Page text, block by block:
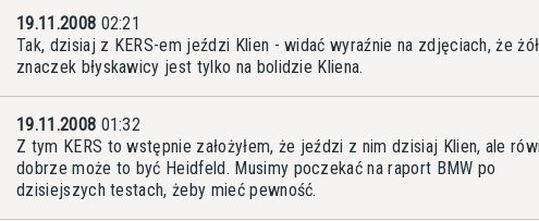
19.11.2008 02:21
Tak, dzisiaj z KERS-em jeździ Klien - widać wyraźnie na zdjęciach, że
znaczek błyskawicy jest tylko na bolidzie Kliena.
19.11.2008 01:32
Z tym KERS to wstępnie założyłem, że jeździ z nim dzisiaj Klien, ale
dobrze może to być Heidfeld. Musimy poczekać na raport BMW po
dzisiejszych testach, żeby mieć pewność.